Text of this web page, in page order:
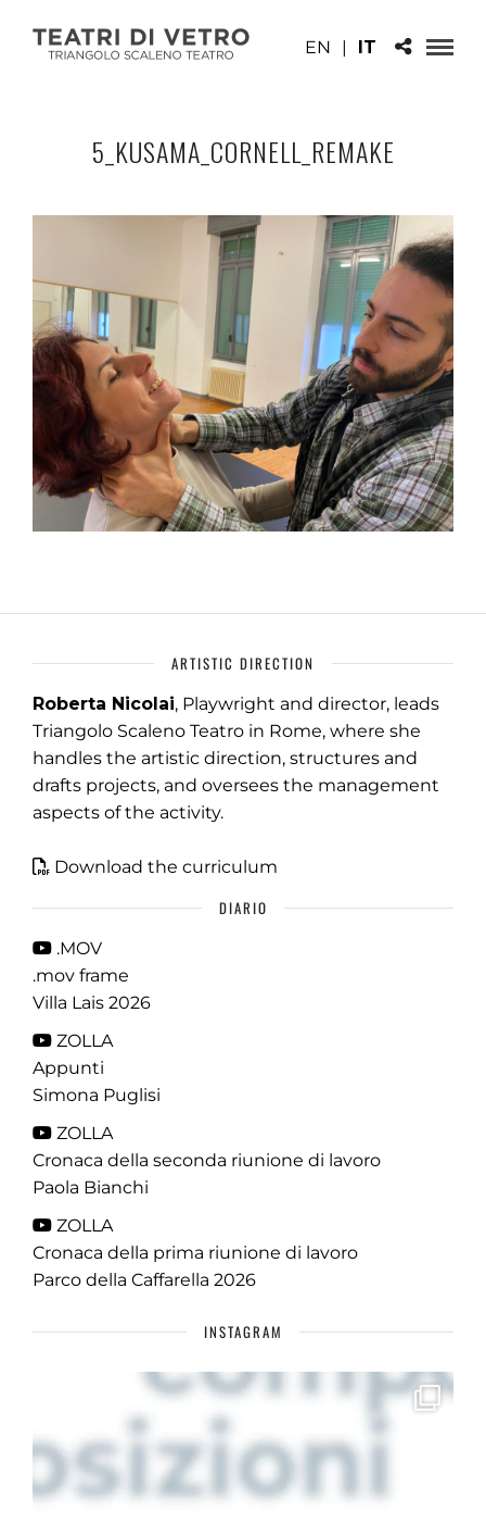
EN | IT
5_KUSAMA_CORNELL_REMAKE
ARTISTIC DIRECTION
Roberta Nicolai, Playwright and director, leads
Triangolo Scaleno Teatro in Rome, where she
handles the artistic direction, structures and
drafts projects, and oversees the management
aspects of the activity.
Download the curriculum
DIARIO
.MOV
.mov frame
Villa Lais 2026
ZOLLA
Appunti
Simona Puglisi
ZOLLA
Cronaca della seconda riunione di lavoro
Paola Bianchi
ZOLLA
Cronaca della prima riunione di lavoro
Parco della Caffarella 2026
INSTAGRAM